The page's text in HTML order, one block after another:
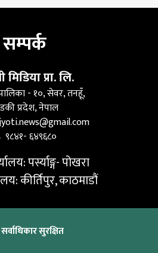
सम्पर्क
मिडिया प्रा. लि.
- १०, सेवर, तनहूँ,
प्रदेश, नेपाल
९८४१- ६४९६८०
पर्स्याङ्ग- पोखरा
कीर्तिपुर, काठमाडौं
सुरक्षित